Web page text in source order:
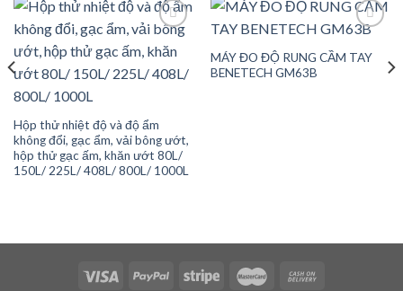
Add to
wishlist
Hộp thử nhiệt độ và độ ẩm
không đổi, gạc ẩm, vải bông ướt,
hộp thử gạc ấm, khăn ướt 80L/
150L/ 225L/ 408L/ 800L/ 1000L
MÁY ĐO ĐỘ RUNG CẦM TAY
BENETECH GM63B